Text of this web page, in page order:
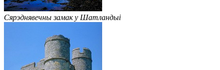
Сярэднявечны замак у Шатландыі